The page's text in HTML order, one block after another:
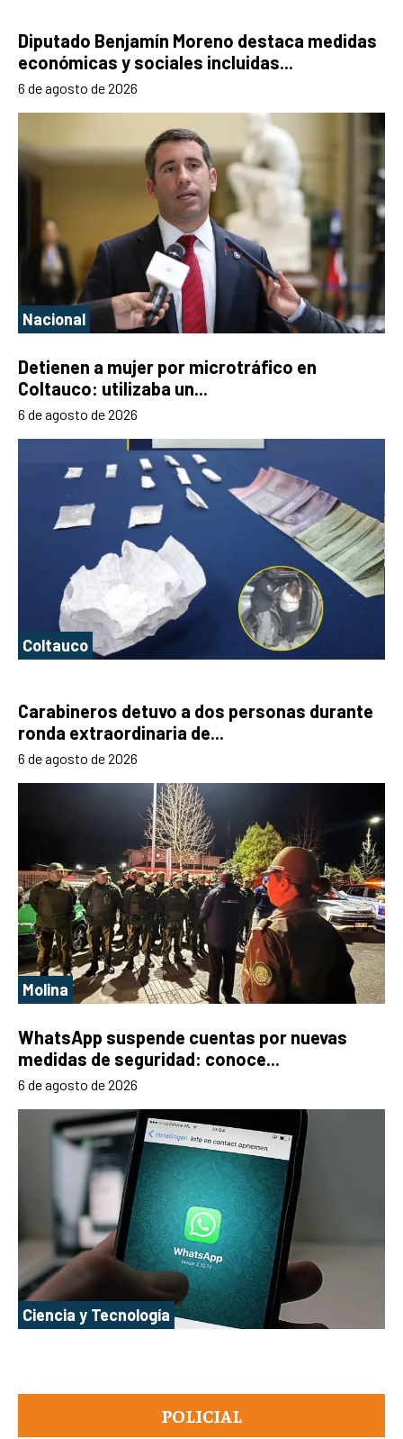
POLICIAL
Diputado Benjamín Moreno destaca medidas
económicas y sociales incluidas...
6 de agosto de 2026
Nacional
Detienen a mujer por microtráfico en
Coltauco: utilizaba un...
6 de agosto de 2026
Coltauco
Carabineros detuvo a dos personas durante
ronda extraordinaria de...
6 de agosto de 2026
Molina
WhatsApp suspende cuentas por nuevas
medidas de seguridad: conoce...
6 de agosto de 2026
Ciencia y Tecnología